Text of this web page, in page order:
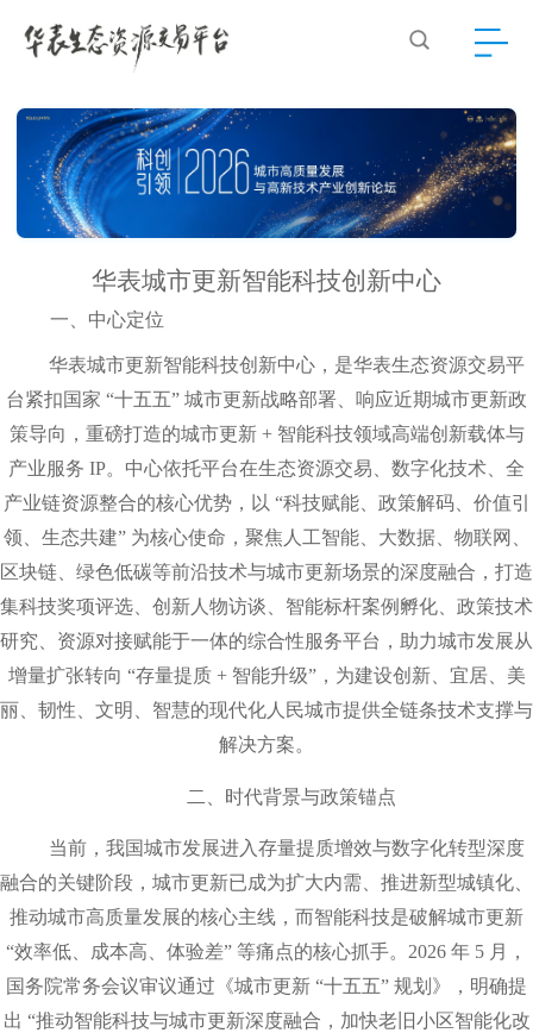
华表城市更新智能科技创新中心
一、中心定位
华表城市更新智能科技创新中心，是华表生态资源交易平
台紧扣国家 “十五五” 城市更新战略部署、响应近期城市更新政
策导向，重磅打造的城市更新 + 智能科技领域高端创新载体与
产业服务 IP。中心依托平台在生态资源交易、数字化技术、全
产业链资源整合的核心优势，以 “科技赋能、政策解码、价值引
领、生态共建” 为核心使命，聚焦人工智能、大数据、物联网、
区块链、绿色低碳等前沿技术与城市更新场景的深度融合，打造
集科技奖项评选、创新人物访谈、智能标杆案例孵化、政策技术
研究、资源对接赋能于一体的综合性服务平台，助力城市发展从
增量扩张转向 “存量提质 + 智能升级”，为建设创新、宜居、美
丽、韧性、文明、智慧的现代化人民城市提供全链条技术支撑与
解决方案。
二、时代背景与政策锚点
当前，我国城市发展进入存量提质增效与数字化转型深度
融合的关键阶段，城市更新已成为扩大内需、推进新型城镇化、
推动城市高质量发展的核心主线，而智能科技是破解城市更新
“效率低、成本高、体验差” 等痛点的核心抓手。2026 年 5 月，
国务院常务会议审议通过《城市更新 “十五五” 规划》，明确提
出 “推动智能科技与城市更新深度融合，加快老旧小区智能化改